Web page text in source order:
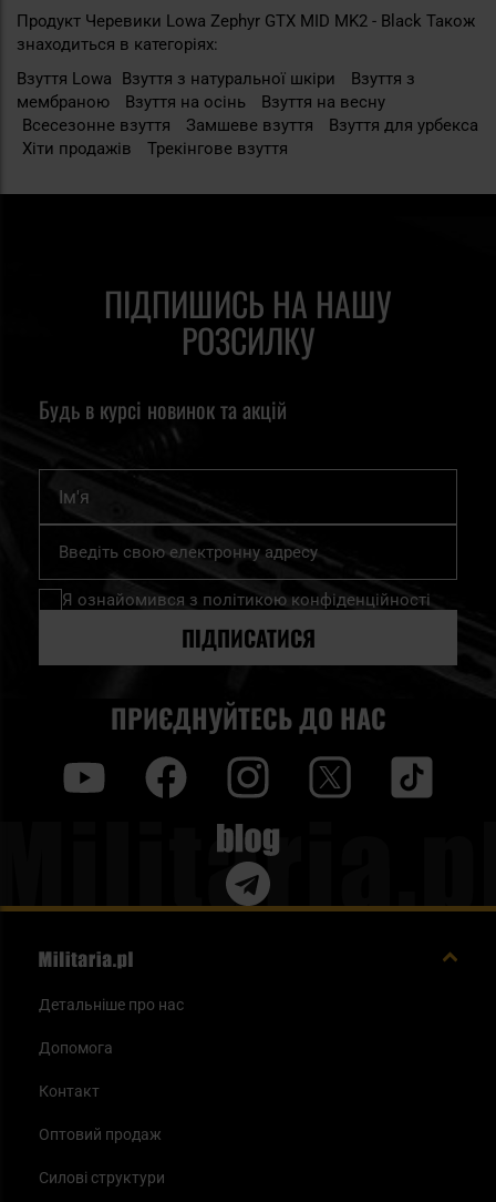
Продукт Черевики Lowa Zephyr GTX MID MK2 - Black Також
знаходиться в категоріях:
Взуття Lowa
Взуття з натуральної шкіри
Взуття з
мембраною
Взуття на осінь
Взуття на весну
Всесезонне взуття
Замшеве взуття
Взуття для урбекса
Хіти продажів
Трекінгове взуття
ПІДПИШИСЬ НА НАШУ
РОЗСИЛКУ
Будь в курсі новинок та акцій
Підпишіться
нашу
розсилку
Я ознайомився з політикою конфіденційності
ПІДПИСАТИСЯ
ПРИЄДНУЙТЕСЬ ДО НАС
Blog
Детальніше про нас
Допомога
Контакт
Оптовий продаж
Силові структури